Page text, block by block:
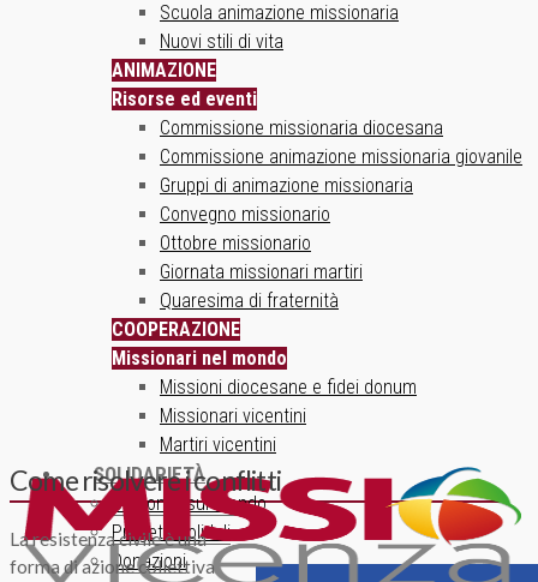
Scuola animazione missionaria
Nuovi stili di vita
ANIMAZIONE
Risorse ed eventi
Commissione missionaria diocesana
Commissione animazione missionaria giovanile
Gruppi di animazione missionaria
Convegno missionario
Ottobre missionario
Giornata missionari martiri
Quaresima di fraternità
COOPERAZIONE
Missionari nel mondo
Missioni diocesane e fidei donum
Missionari vicentini
Martiri vicentini
SOLIDARIETÀ
Un ponte sul mondo
Progetti solidali
Donazioni
Come risolvere i conflitti
La resistenza civile è una
forma di azione collettiva